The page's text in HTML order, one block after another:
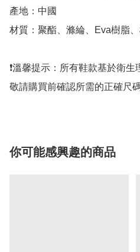
產地：中國
材質：聚酯、滌綸、Eva樹脂
❗️溫馨提示：所有鞋款基於衛
敬請購買前確認所需的正確尺碼
你可能感興趣的商品